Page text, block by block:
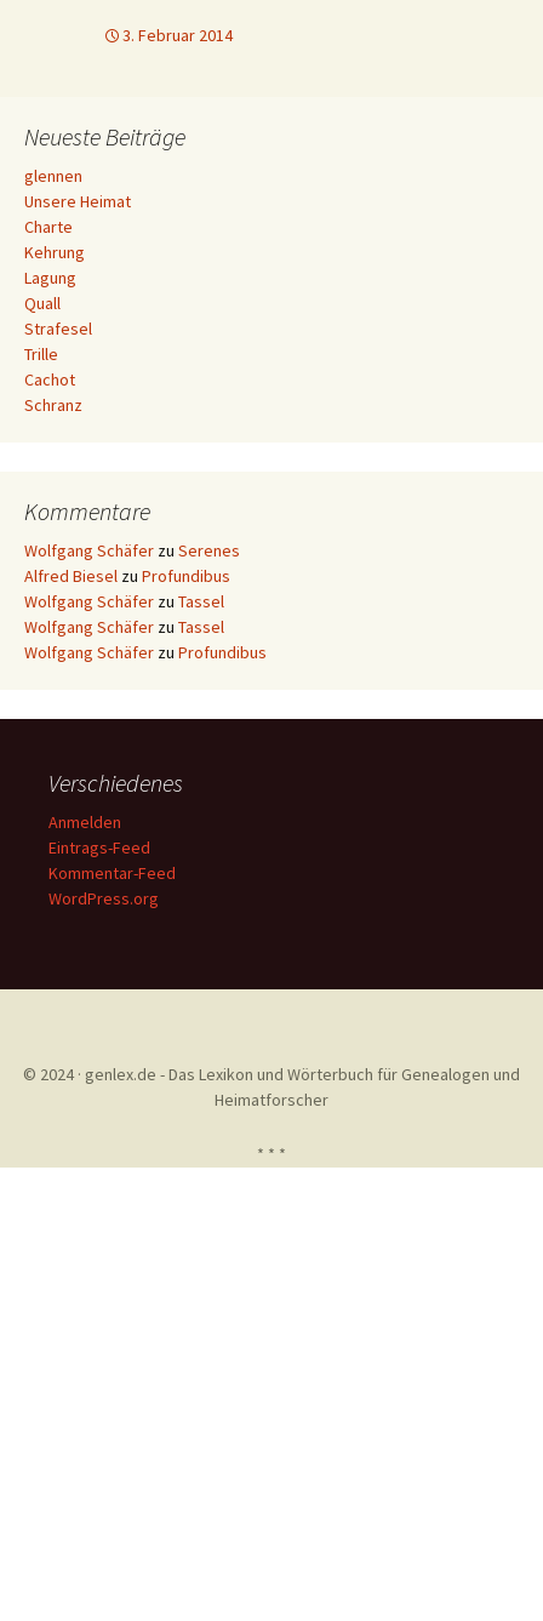
3. Februar 2014
Neueste Beiträge
glennen
Unsere Heimat
Charte
Kehrung
Lagung
Quall
Strafesel
Trille
Cachot
Schranz
Kommentare
Wolfgang Schäfer zu Serenes
Alfred Biesel zu Profundibus
Wolfgang Schäfer zu Tassel
Wolfgang Schäfer zu Tassel
Wolfgang Schäfer zu Profundibus
Verschiedenes
Anmelden
Eintrags-Feed
Kommentar-Feed
WordPress.org
© 2024 · genlex.de - Das Lexikon und Wörterbuch für Genealogen und
Heimatforscher
* * *